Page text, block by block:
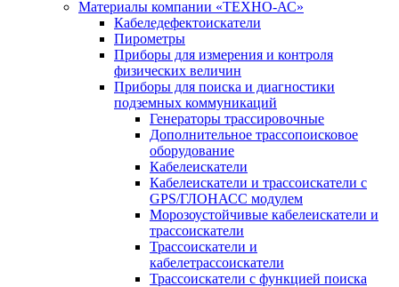
Материалы компании «ТЕХНО-АС»
Кабеледефектоискатели
Пирометры
Приборы для измерения и контроля
физических величин
Приборы для поиска и диагностики
подземных коммуникаций
Генераторы трассировочные
Дополнительное трассопоисковое
оборудование
Кабелеискатели
Кабелеискатели и трассоискатели с
GPS/ГЛОНАСС модулем
Морозоустойчивые кабелеискатели и
трассоискатели
Трассоискатели и
кабелетрассоискатели
Трассоискатели с функцией поиска